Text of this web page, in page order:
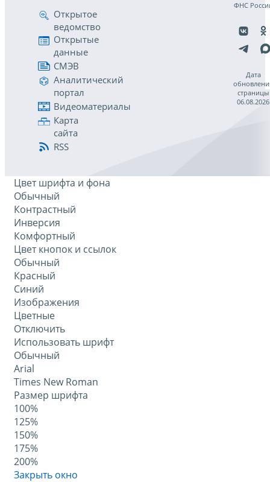
Открытое
ведомство
Открытые
данные
СМЭВ
Аналитический
портал
Видеоматериалы
Карта
сайта
RSS
ФНС
Дата
страницы
06.08.2026
Цвет шрифта и фона
Обычный
Контрастный
Инверсия
Комфортный
Цвет кнопок и ссылок
Обычный
Красный
Синий
Изображения
Цветные
Отключить
Использовать шрифт
Обычный
Arial
Times New Roman
Размер шрифта
100%
125%
150%
175%
200%
Закрыть окно